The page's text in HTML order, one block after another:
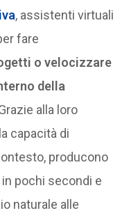
, assistenti virtuali
fare
o velocizzare
della
alla loro
capacità di
producono
pochi secondi e
naturale alle